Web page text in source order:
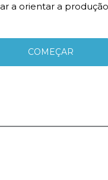
a orientar a produção
COMEÇAR